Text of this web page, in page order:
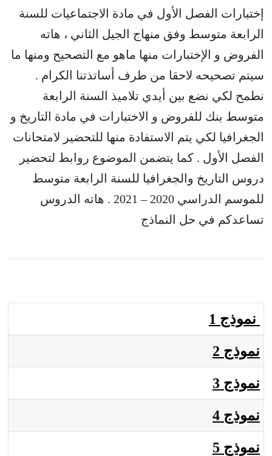
إختبارات الفصل الأول في مادة الاجتماعيات للسنة
الرابعة متوسط وفق منهاج الجيل الثاني ، هاته
الفروض و الإختبارات منها ماهو مع التصحيح ومنها ما
سيتم تصحيحه لاحقا من طرف أساتذتنا الكرام .
نطمح لكي نضع بين أيدي تلاميذ السنة الرابعة
متوسط بنك للفروض و الاختبارات في مادة التاريخ و
الجغرافيا لكي يتم الاستفادة منها للتحضير لامتحانات
الفصل الأول . كما يتضمن الموضوع روابط لتحضير
دروس التاريخ والجغرافيا للسنة الرابعة متوسط
للموسم الدراسي 2020 – 2021 . هاته الدروس
تساعدكم في حل النماذج
نموذج 1
نموذج 2
نموذج 3
نموذج 4
نموذج 5